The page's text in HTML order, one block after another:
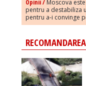
Opinii / Moscova
pentru a destabiliza
pentru a-i convinge